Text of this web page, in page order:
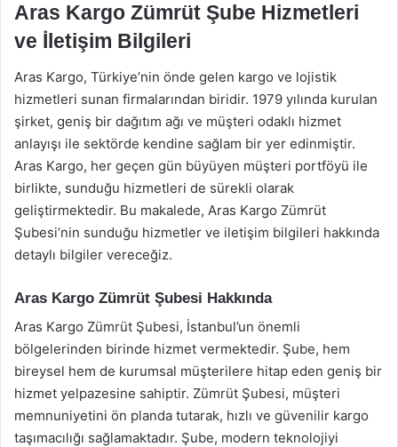
Aras Kargo Zümrüt Şube Hizmetleri
ve İletişim Bilgileri
Aras Kargo, Türkiye’nin önde gelen kargo ve lojistik
hizmetleri sunan firmalarından biridir. 1979 yılında kurulan
şirket, geniş bir dağıtım ağı ve müşteri odaklı hizmet
anlayışı ile sektörde kendine sağlam bir yer edinmiştir.
Aras Kargo, her geçen gün büyüyen müşteri portföyü ile
birlikte, sunduğu hizmetleri de sürekli olarak
geliştirmektedir. Bu makalede, Aras Kargo Zümrüt
Şubesi’nin sunduğu hizmetler ve iletişim bilgileri hakkında
detaylı bilgiler vereceğiz.
Aras Kargo Zümrüt Şubesi Hakkında
Aras Kargo Zümrüt Şubesi, İstanbul’un önemli
bölgelerinden birinde hizmet vermektedir. Şube, hem
bireysel hem de kurumsal müşterilere hitap eden geniş bir
hizmet yelpazesine sahiptir. Zümrüt Şubesi, müşteri
memnuniyetini ön planda tutarak, hızlı ve güvenilir kargo
taşımacılığı sağlamaktadır. Şube, modern teknolojiyi